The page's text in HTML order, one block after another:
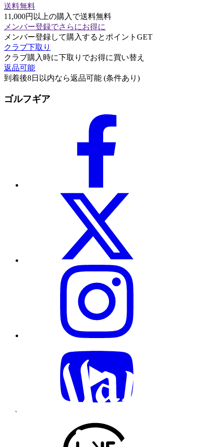
送料無料
11,000円以上の購入で送料無料
メンバー登録でさらにお得に
メンバー登録して購入するとポイントGET
クラブ下取り
クラブ購入時に下取りでお得に買い替え
返品可能
到着後8日以内なら返品可能 (条件あり)
ゴルフギア